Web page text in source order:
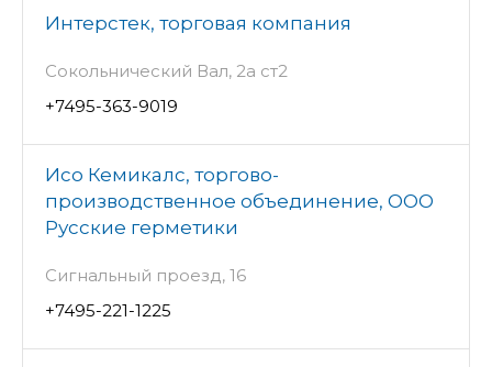
Интерстек, торговая компания
Сокольнический Вал, 2а ст2
+7495-363-9019
Исо Кемикалс, торгово-
производственное объединение, ООО
Русские герметики
Сигнальный проезд, 16
+7495-221-1225